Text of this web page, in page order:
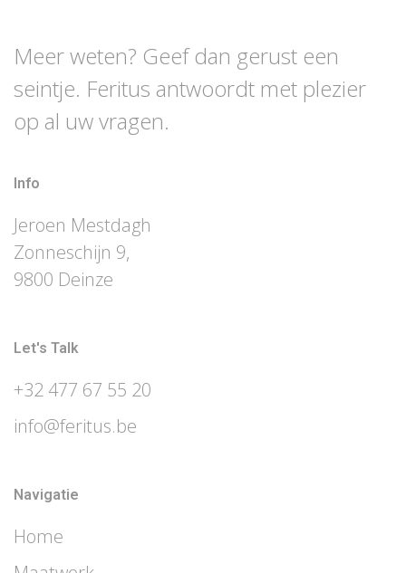
Meer weten? Geef dan gerust een
seintje. Feritus antwoordt met plezier
op al uw vragen.
Info
Jeroen Mestdagh
Zonneschijn 9,
9800 Deinze
Let's Talk
+32 477 67 55 20
info@feritus.be
Navigatie
Home